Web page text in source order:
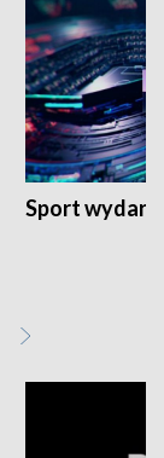
Sport